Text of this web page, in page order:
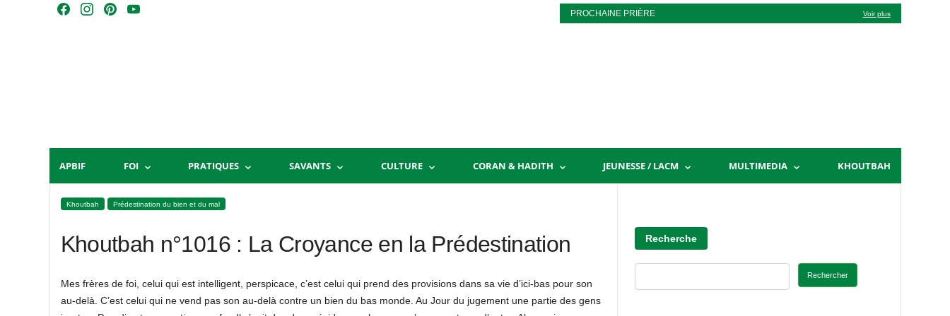
Skip
m
t
Y
PROCHAINE PRIÈRE Voir plus
APBIF FOI PRATIQUES SAVANTS CULTURE CORAN & HADITH JEUNESSE / LACM MULTIMEDIA KHOUTBAH
Khoutbah Prédestination du bien et du mal
Khoutbah n°1016 : La Croyance en la Prédestination
Mes frères de foi, celui qui est intelligent, perspicace, c’est celui qui prend des provisions dans sa vie d’ici-bas pour son
au-delà. C’est celui qui ne vend pas son au-delà contre un bien du bas monde. Au Jour du jugement une partie des gens
Recherche
Rechercher